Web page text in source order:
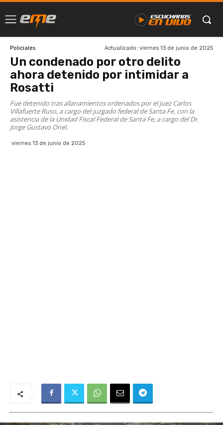
Policiales Actualizado: viernes 13 de junio de 2025
Un condenado por otro delito
ahora detenido por intimidar a
Rosatti
Fue detenido tras allanamientos ordenados por el juez Carlos
Villafuerte Ruso, a cargo del juzgado federal de Santa Fe, con la
asistencia de la Unidad Fiscal Federal de Santa Fe, a cargo del Dr.
Jorge Gustavo Onel.
viernes 13 de junio de 2025